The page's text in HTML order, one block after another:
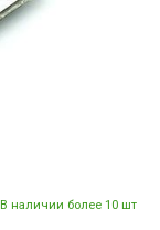
В наличии более 10 шт